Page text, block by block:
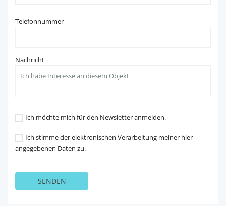
Telefonnummer
Nachricht
Ich möchte mich für den Newsletter anmelden.
Ich stimme der elektronischen Verarbeitung meiner hier
angegebenen Daten zu.